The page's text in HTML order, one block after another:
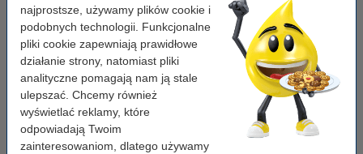
najprostsze, używamy plików cookie i
podobnych technologii. Funkcjonalne
pliki cookie zapewniają prawidłowe
działanie strony, natomiast pliki
analityczne pomagają nam ją stale
ulepszać. Chcemy również
wyświetlać reklamy, które
odpowiadają Twoim
zainteresowaniom, dlatego używamy
Numer artykułu: 029403
Kolor: czarny
Typ: toner
TN-2010XL
Wskazówka: zamów papier